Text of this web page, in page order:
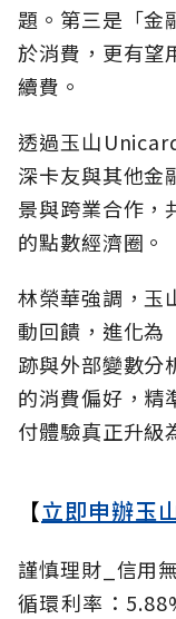
題。第三是「金
於消費，更有望
續費。
透過玉山
深卡友與其他金
景與跨業合作，
的點數經濟圈。
林榮華強調，玉
動回饋，進化為
跡與外部變數分
的消費偏好，精
付體驗真正升級
【立即申辦玉
謹慎理財_信用
循環利率：